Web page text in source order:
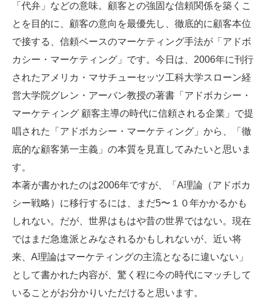
「代弁」などの意味。顧客との強固な信頼関係を築くこ
とを目的に、顧客の意向を最優先し、徹底的に顧客本位
で接する、信頼ベースのマーケティング手法が「アドボ
カシー・マーケティング」です。今日は、2006年に刊行
されたアメリカ・マサチューセッツ工科大学スローン経
営大学院グレン・アーバン教授の著書「アドボカシー・
マーケティング 顧客主導の時代に信頼される企業」で提
唱された「アドボカシー・マーケティング」から、「徹
底的な顧客第一主義」の本質を見直してみたいと思いま
す。
本著が書かれたのは2006年ですが、「A理論（アドボカ
シー戦略）に移行するには、まだ5〜１０年かかるかも
しれない。だが、世界はもはや昔の世界ではない。現在
ではまだ急進派とみなされるかもしれないが、近い将
来、A理論はマーケティングの主流となるに違いない」
として書かれた内容が、驚く程に今の時代にマッチして
いることがお分かりいただけると思います。